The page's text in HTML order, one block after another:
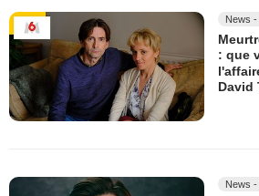
News
: que
David
News -